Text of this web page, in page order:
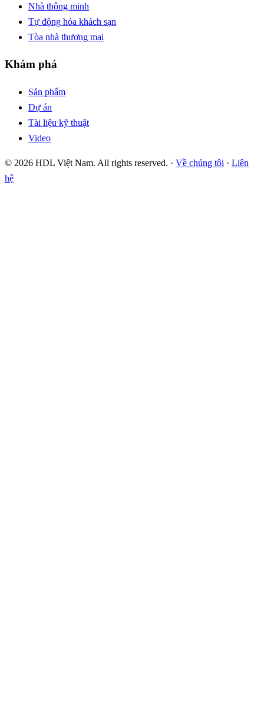
Nhà thông minh
Tự động hóa khách sạn
Tòa nhà thương mại
Khám phá
Sản phẩm
Dự án
Tài liệu kỹ thuật
Video
© 2026 HDL Việt Nam. All rights reserved. · Về chúng tôi · Liên
hệ